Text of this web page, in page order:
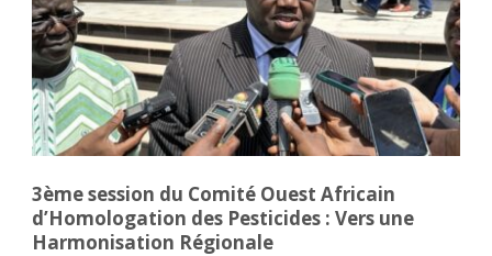
3ème session du Comité Ouest Africain
d’Homologation des Pesticides : Vers une
Harmonisation Régionale